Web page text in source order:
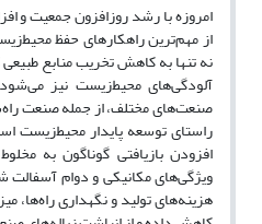
امروزه با رشد روزافزون جمعیت و
از مهم‌ترین راهکارهای حفظ
نه ‌تنها به کاهش تخریب منابع
آلودگی‌های محیط‌زیست نیز
صنعت‌های مختلف، از جمله صنعت
راستای توسعه پایدار
افزودن بازیافتی گوناگون به
ویژگی‌های مکانیکی و دوام
هزینه‌های تولید و نگهداری راه‌ها،